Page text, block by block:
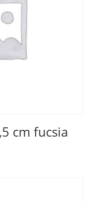
cm fucsia